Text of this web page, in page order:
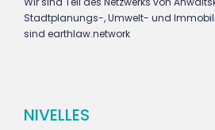
Stadtplanungs-, Umwelt- und
sind earthlaw.network
NIVELLES